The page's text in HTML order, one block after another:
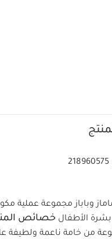
218960575
الأطفال خصائص
من خامة ناعمة ولطيفة